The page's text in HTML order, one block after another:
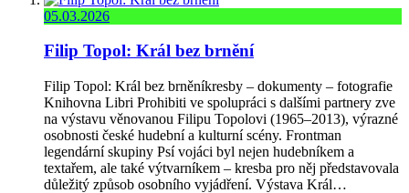
05.03.2026
Filip Topol: Král bez brnění
Filip Topol: Král bez brněníkresby – dokumenty – fotografie
Knihovna Libri Prohibiti ve spolupráci s dalšími partnery zve
na výstavu věnovanou Filipu Topolovi (1965–2013), výrazné
osobnosti české hudební a kulturní scény. Frontman
legendární skupiny Psí vojáci byl nejen hudebníkem a
textařem, ale také výtvarníkem – kresba pro něj představovala
důležitý způsob osobního vyjádření. Výstava Král…